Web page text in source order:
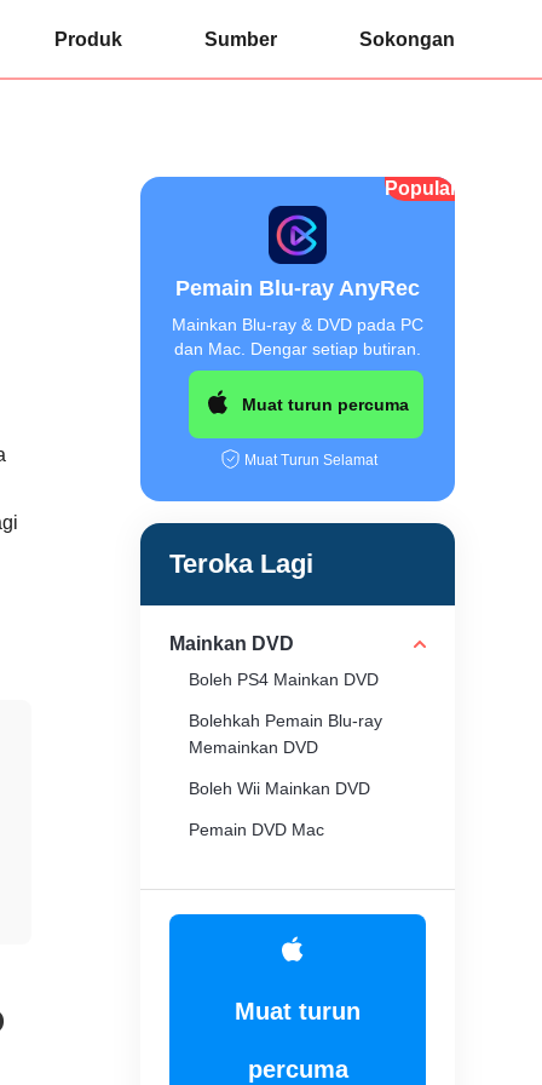
Produk Sumber Sokongan
Popular
Pemain Blu-ray AnyRec
Mainkan Blu-ray & DVD pada PC
dan Mac. Dengar setiap butiran.
Muat turun percuma
Muat Turun Selamat
Teroka Lagi
Mainkan DVD
Boleh PS4 Mainkan DVD
Bolehkah Pemain Blu-ray
Memainkan DVD
Boleh Wii Mainkan DVD
Pemain DVD Mac
Muat turun
percuma